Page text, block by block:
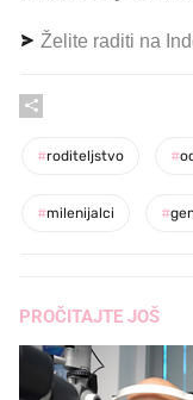
Želite raditi na
#roditeljstvo #
#milenijalci #
PROČITAJTE JOŠ